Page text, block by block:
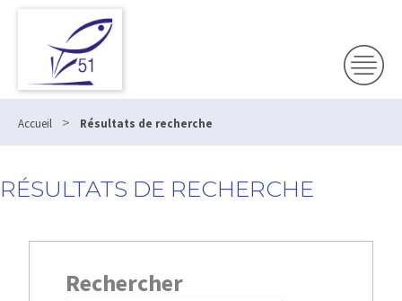
Accueil > Résultats de recherche
RÉSULTATS DE RECHERCHE
Rechercher